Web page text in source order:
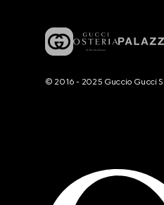
© 2016 - 2025 Guccio Gucci